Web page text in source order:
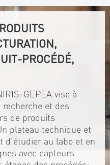
PROCÉDÉ,
GEPEA vise à
et des
de produits
plateau technique et
d'étudier au labo et en
avec capteurs